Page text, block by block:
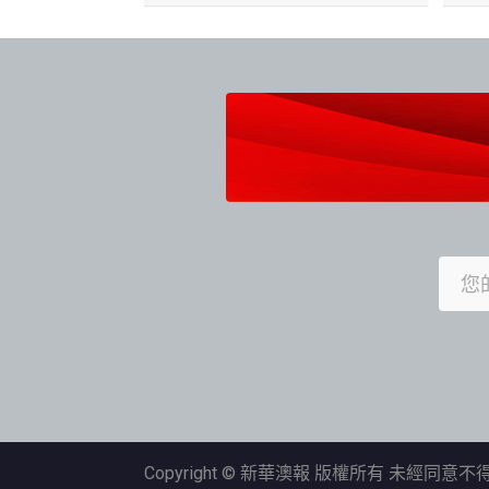
Copyright © 新華澳報 版權所有 未經同意不